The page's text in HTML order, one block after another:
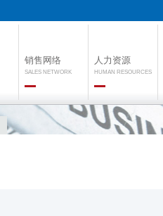
销售网络
SALES NETWORK
人力资源
HUMAN RESOURCES